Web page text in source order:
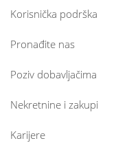
Korisnička podrška
Pronađite nas
Poziv dobavljačima
Nekretnine i zakupi
Karijere